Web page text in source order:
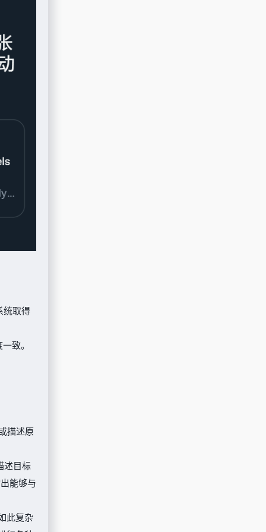
统取得
致。
描述原
述目标
能够与
此复杂